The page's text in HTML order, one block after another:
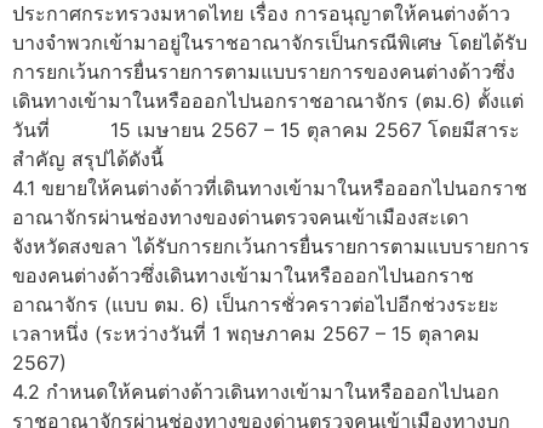
ประกาศกระทรวงมหาดไทย เรื่อง การอนุญาตให้คนต่างด้าว
บางจำพวกเข้ามาอยู่ในราชอาณาจักรเป็นกรณีพิเศษ โดยได้รับ
การยกเว้นการยื่นรายการตามแบบรายการของคนต่างด้าวซึ่ง
เดินทางเข้ามาในหรือออกไปนอกราชอาณาจักร (ตม.6) ตั้งแต่
วันที่ 15 เมษายน 2567 – 15 ตุลาคม 2567 โดยมีสาระ
สำคัญ สรุปได้ดังนี้
4.1 ขยายให้คนต่างด้าวที่เดินทางเข้ามาในหรือออกไปนอกราช
อาณาจักรผ่านช่องทางของด่านตรวจคนเข้าเมืองสะเดา
จังหวัดสงขลา ได้รับการยกเว้นการยื่นรายการตามแบบรายการ
ของคนต่างด้าวซึ่งเดินทางเข้ามาในหรือออกไปนอกราช
อาณาจักร (แบบ ตม. 6) เป็นการชั่วคราวต่อไปอีกช่วงระยะ
เวลาหนึ่ง (ระหว่างวันที่ 1 พฤษภาคม 2567 – 15 ตุลาคม
2567)
4.2 กำหนดให้คนต่างด้าวเดินทางเข้ามาในหรือออกไปนอก
ราชอาณาจักรผ่านช่องทางของด่านตรวจคนเข้าเมืองทางบก